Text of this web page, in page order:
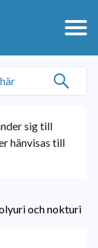
sig till
hänvisas till
och nokturi